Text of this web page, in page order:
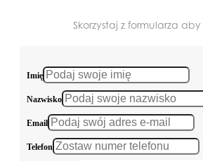
Skorzystaj z formularza
Imię
Nazwisko
Email
Telefon